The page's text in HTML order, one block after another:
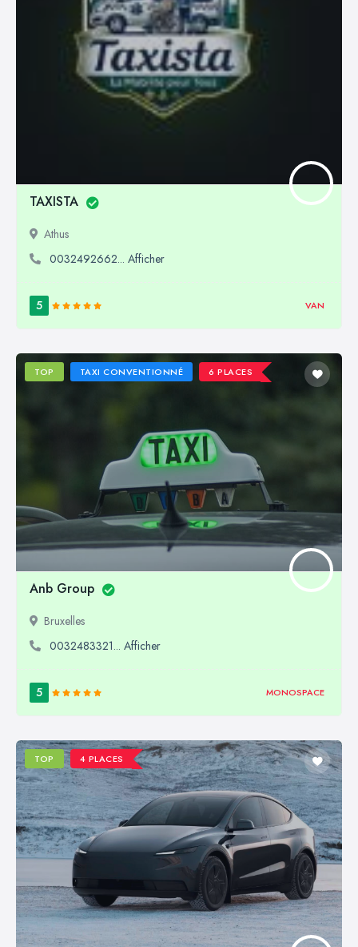
TAXISTA
Athus
0032492662... Afficher
5 VAN
TOP TAXI CONVENTIONNÉ 6 PLACES
Anb Group
Bruxelles
0032483321... Afficher
5 MONOSPACE
TOP 4 PLACES